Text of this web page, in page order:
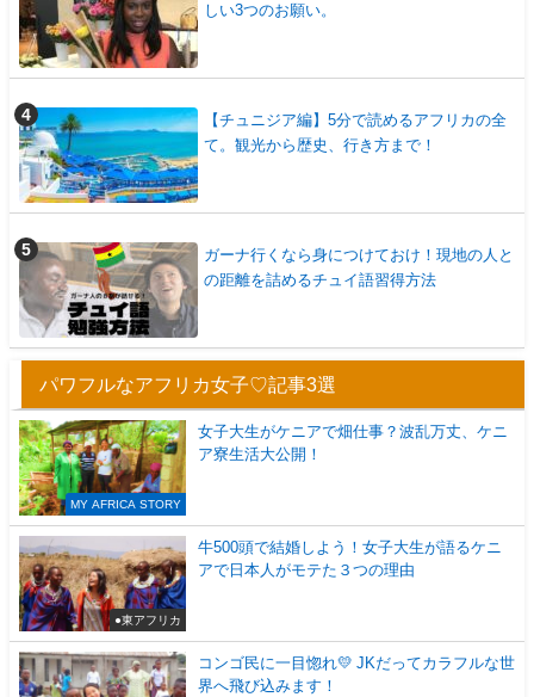
しい3つのお願い。
【チュニジア編】5分で読めるアフリカの全
て。観光から歴史、行き方まで！
ガーナ行くなら身につけておけ！現地の人と
の距離を詰めるチュイ語習得方法
パワフルなアフリカ女子♡記事3選
MY AFRICA STORY
女子大生がケニアで畑仕事？波乱万丈、ケニ
ア寮生活大公開！
●東アフリカ
牛500頭で結婚しよう！女子大生が語るケニ
アで日本人がモテた３つの理由
コンゴ民に一目惚れ💛 JKだってカラフルな世
界へ飛び込みます！